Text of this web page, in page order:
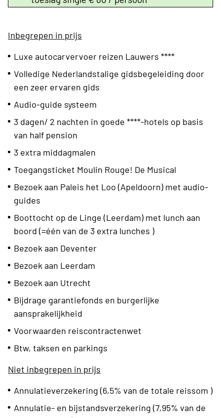
Inbegrepen in prijs
Luxe autocarvervoer reizen Lauwers ****
Volledige Nederlandstalige gidsbegeleiding door
een zeer ervaren gids
Audio-guide systeem
3 dagen/ 2 nachten in goede ****-hotels op basis
van half pension
3 extra middagmalen
Toegangsticket Moulin Rouge! De Musical
Bezoek aan Paleis het Loo (Apeldoorn) met audio-
guides
Boottocht op de Linge (Leerdam) met lunch aan
boord (=één van de 3 extra lunches )
Bezoek aan Deventer
Bezoek aan Leerdam
Bezoek aan Utrecht
Bijdrage garantiefonds en burgerlijke
aansprakelijkheid
Voorwaarden reiscontractenwet
Btw, taksen en parkings
Niet inbegrepen in prijs
Annulatieverzekering (6,5% van de totale reissom )
Annulatie- en bijstandsverzekering (7,95% van de